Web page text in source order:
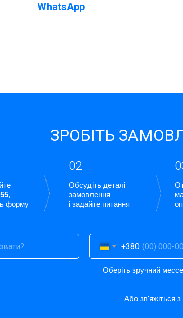
WhatsApp
,
форму
Обсудіть деталі
замовлення
і задайте питання
02
ЗРОБІТЬ
+380
Оберіть зручний
Або зв'яжіться